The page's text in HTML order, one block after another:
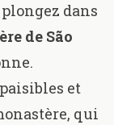
dans
de São
et
, qui